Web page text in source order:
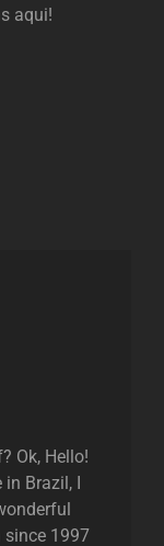
aqui!
Ok, Hello!
in Brazil, I
since 1997